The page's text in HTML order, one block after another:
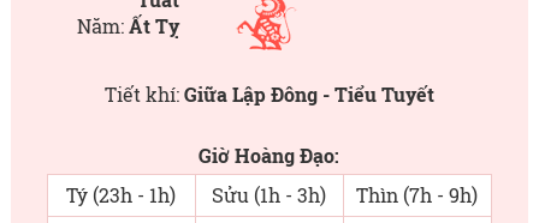
Năm:Ất Tỵ
Tiết khí:Giữa Lập Đông - Tiểu Tuyết
Giờ Hoàng Đạo:
Tý (23h - 1h)
Sửu (1h - 3h) Thìn (7h - 9h)